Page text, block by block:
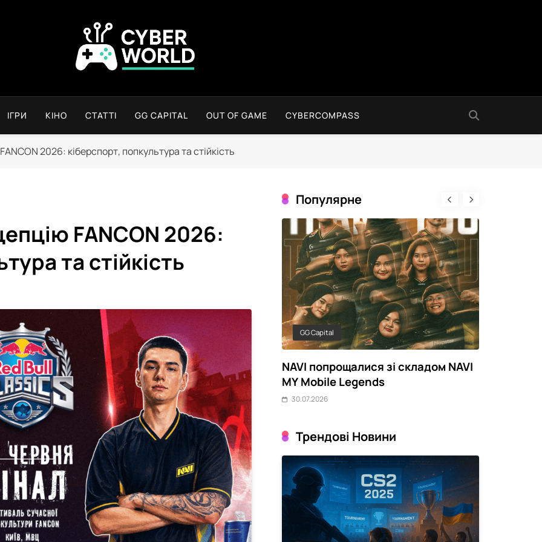
Сyber World
ІГРИ КІНО СТАТТІ GG CAPITAL OUT OF GAME CYBERCOMPASS
2026: кіберспорт, попкультура та стійкість
FANCON 2026:
та стійкість
Популярне
2026
здобули
Статті
Чому українська сцена CS2
переживає новий підйом
30.07.2026
GG Capital
NAVI попрощалися зі складом NAVI
MY Mobile Legends
30.07.2026
Трендові Новини